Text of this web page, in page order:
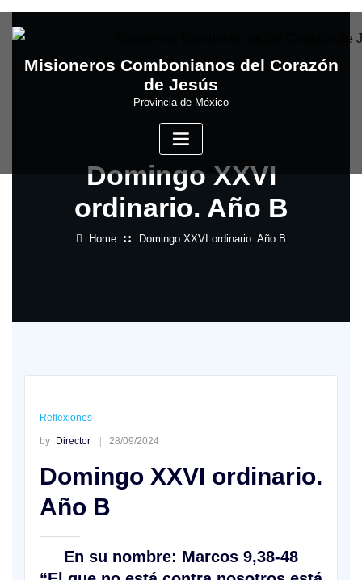
to
Misioneros Combonianos del Corazón
de Jesús
Provincia de México
Domingo XXVI
ordinario. Año B
Home Domingo XXVI ordinario. Año B
Reflexiones
by Director 28/09/2024
Domingo XXVI ordinario.
Año B
En su nombre: Marcos 9,38-48